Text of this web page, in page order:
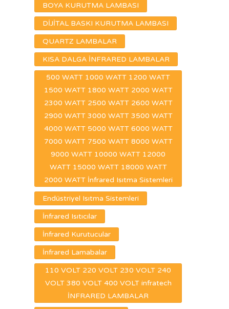
BOYA KURUTMA LAMBASI
DİJİTAL BASKI KURUTMA LAMBASI
QUARTZ LAMBALAR
KISA DALGA İNFRARED LAMBALAR
500 WATT 1000 WATT 1200 WATT
1500 WATT 1800 WATT 2000 WATT
2300 WATT 2500 WATT 2600 WATT
2900 WATT 3000 WATT 3500 WATT
4000 WATT 5000 WATT 6000 WATT
7000 WATT 7500 WATT 8000 WATT
9000 WATT 10000 WATT 12000
WATT 15000 WATT 18000 WATT
2000 WATT İnfrared Isıtma Sistemleri
Endüstriyel Isıtma Sistemleri
İnfrared Isıtıcılar
İnfrared Kurutucular
İnfrared Lamabalar
110 VOLT 220 VOLT 230 VOLT 240
VOLT 380 VOLT 400 VOLT infratech
İNFRARED LAMBALAR